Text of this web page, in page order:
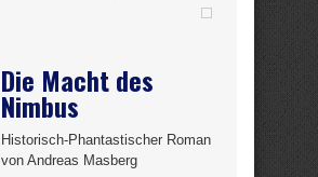
Die Macht des
Nimbus
Historisch-Phantastischer Roman
von Andreas Masberg